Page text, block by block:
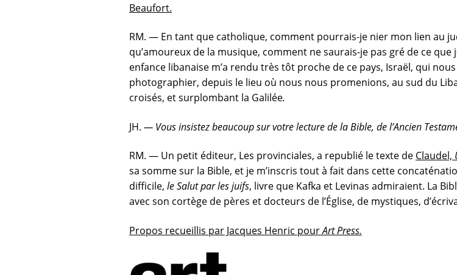
Beaufort.
RM. — En tant que catholique, comment pourrais-je nier mon lien au
qu’amoureux de la musique, comment ne saurais-je pas gré de ce
enfance libanaise m’a rendu très tôt proche de ce pays, Israël, qui
photographier, depuis le lieu où nous nous promenions, au sud du
croisés, et surplombant la Galilée.
JH. — Vous insistez beaucoup sur votre lecture de la Bible, de l’Ancien
RM. — Un petit éditeur, Les provinciales, a republié le texte de Claudel,
sa somme sur la Bible, et je m’inscris tout à fait dans cette
difficile, le Salut par les juifs, livre que Kafka et Levinas admiraient. La
avec son cortège de pères et docteurs de l’Église, de mystiques,
Propos recueillis par Jacques Henric pourArt Press.